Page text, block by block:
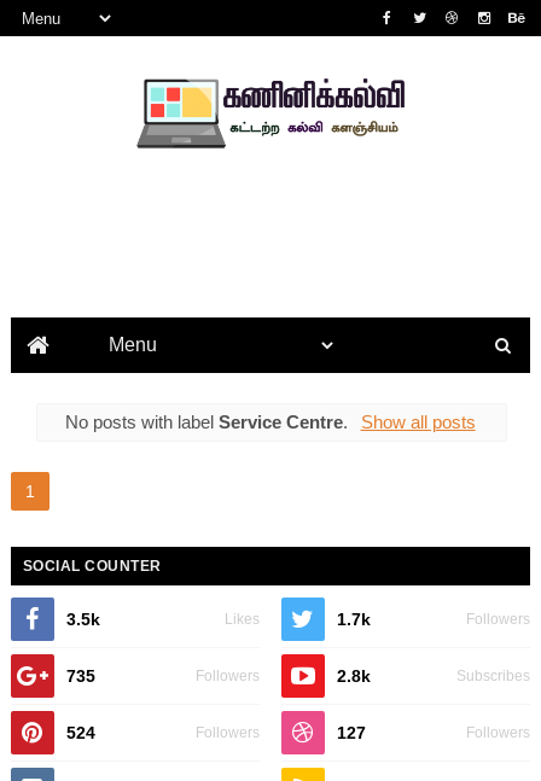
No posts with labelService Centre. Show all posts
1
SOCIAL COUNTER
3.5k Likes 1.7k Followers
735 Followers 2.8k Subscribes
524 Followers 127 Followers